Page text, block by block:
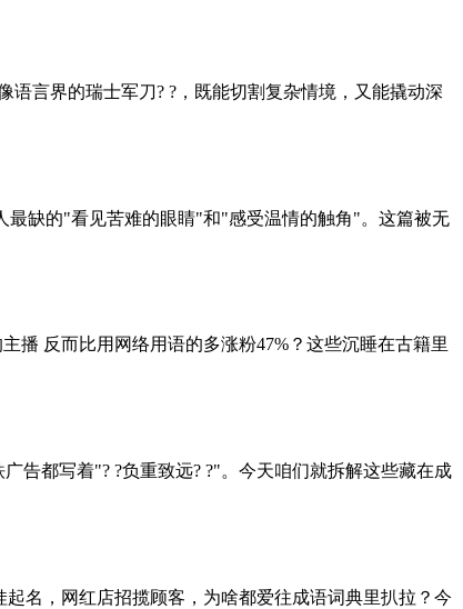
言界的瑞士军刀? ?，既能切割复杂情境，又能撬动深
缺的"看见苦难的眼睛"和"感受温情的触角"。这篇被无
播 反而比用网络用语的多涨粉47%？这些沉睡在古籍里
告都写着"? ?负重致远? ?"。今天咱们就拆解这些藏在成
名，网红店招揽顾客，为啥都爱往成语词典里扒拉？今